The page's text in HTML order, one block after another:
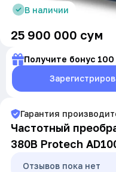
В наличии
25 900 000 сум
Получите бонус
Гарантия
Частотный
380В Protech
Oтзывов пока нет